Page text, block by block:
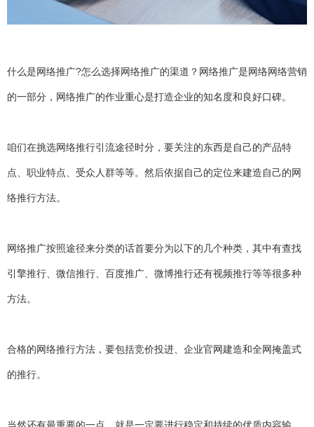
什么是网络推广?怎么选择网络推广的渠道？网络推广是网络网络营销
的一部分，网络推广的作业重心是打造企业的知名度和良好口碑。
咱们在挑选网络推行引流途径时分，要关注的东西是自己的产品特
点、职业特点、受众人群等等。然后依据自己的定位来建造自己的网
络推行方法。
网络推广按照途径来分类的话首要分为以下的几个种类，其中有查找
引擎推行、微信推行、百度推广、微博推行还有视频推行等等很多种
方法。
合格的网络推行方法，要包括竞价投进、企业官网建造和全网掩盖式
的推行。